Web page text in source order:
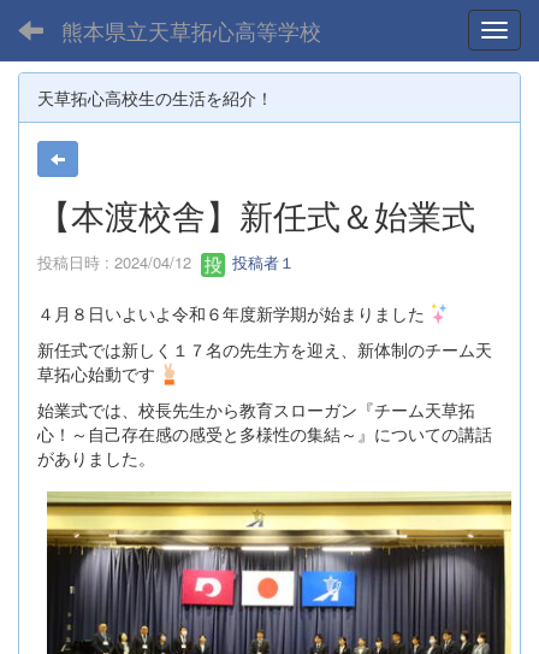
熊本県立天草拓心高等学校
天草拓心高校生の生活を紹介！
【本渡校舎】新任式＆始業式
投稿日時 : 2024/04/12 投稿者１
４月８日いよいよ令和６年度新学期が始まりました
新任式では新しく１７名の先生方を迎え、新体制のチーム天
草拓心始動です
始業式では、校長先生から教育スローガン『チーム天草拓
心！～自己存在感の感受と多様性の集結～』についての講話
がありました。